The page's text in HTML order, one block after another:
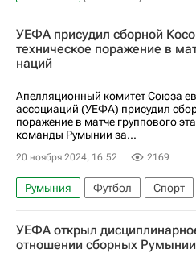
Лига наций УЕФА. Лига C
Спортивный арбитражный суд
Косово
УЕФА присудил сборной
техническое поражение в
наций
Апелляционный комитет Союза
ассоциаций (УЕФА) присудил
поражение в матче группового
команды Румынии за...
20 ноября 2024, 16:52 2169
Румыния Футбол
Спорт
Лига Наций
Лига наций
УЕФА открыл
отношении сборных